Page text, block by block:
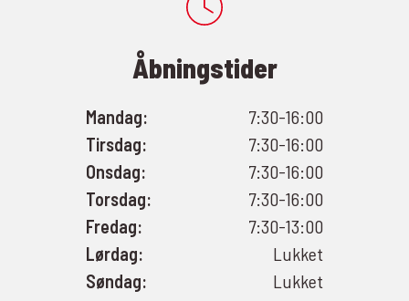
Åbningstider
Mandag:
7:30-16:00
Tirsdag:
7:30-16:00
Onsdag:
7:30-16:00
Torsdag:
7:30-16:00
Fredag:
7:30-13:00
Lørdag:
Lukket
Søndag:
Lukket